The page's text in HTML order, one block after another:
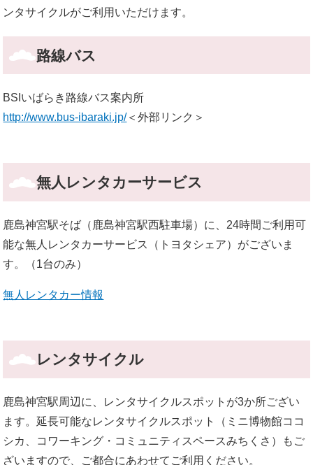
ンタサイクルがご利用いただけます。
路線バス
BSIいばらき路線バス案内所
http://www.bus-ibaraki.jp/＜外部リンク＞
無人レンタカーサービス
鹿島神宮駅そば（鹿島神宮駅西駐車場）に、24時間ご利用可
能な無人レンタカーサービス（トヨタシェア）がございま
す。（1台のみ）
無人レンタカー情報
レンタサイクル
鹿島神宮駅周辺に、レンタサイクルスポットが3か所ござい
ます。延長可能なレンタサイクルスポット（ミニ博物館ココ
シカ、コワーキング・コミュニティスペースみちくさ）もご
ざいますので、ご都合にあわせてご利用ください。